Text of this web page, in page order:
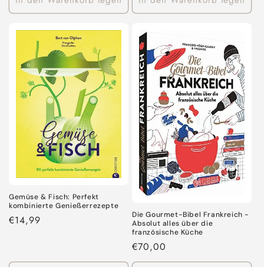
Gemüse & Fisch: Perfekt
kombinierte Genießerrezepte
Normaler
€14,99
Die Gourmet-Bibel Frankreich -
Absolut alles über die
französische Küche
Normaler
Preis
€70,00